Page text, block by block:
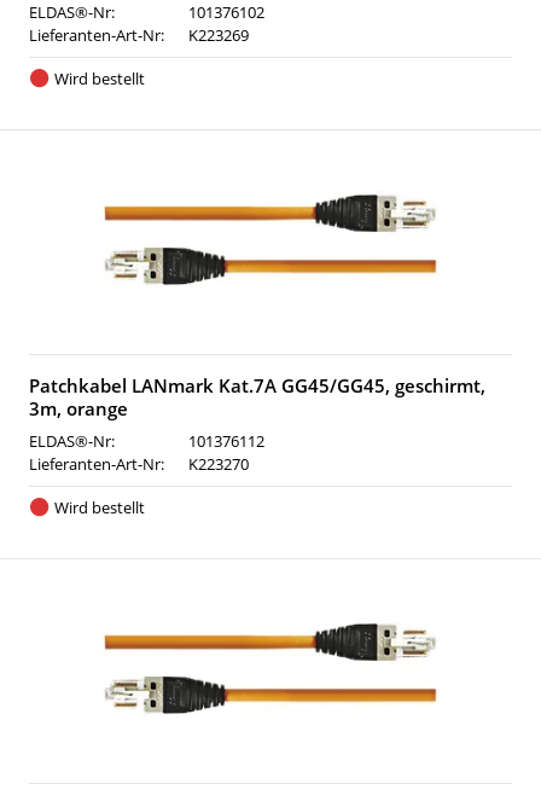
ELDAS®-Nr:
101376102
Lieferanten-Art-Nr:
K223269
Wird bestellt
Patchkabel LANmark Kat.7A GG45/GG45, geschirmt,
3m, orange
ELDAS®-Nr:
101376112
Lieferanten-Art-Nr:
K223270
Wird bestellt